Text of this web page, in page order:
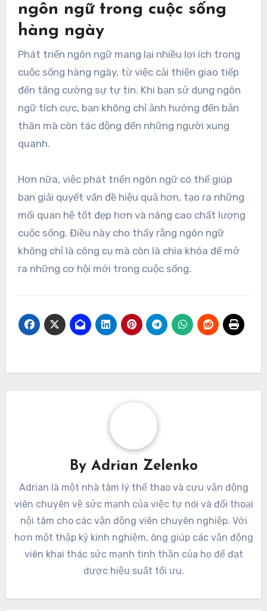
ngôn ngữ trong cuộc sống
hàng ngày
Phát triển ngôn ngữ mang lại nhiều lợi ích trong
cuộc sống hàng ngày, từ việc cải thiện giao tiếp
đến tăng cường sự tự tin. Khi bạn sử dụng ngôn
ngữ tích cực, bạn không chỉ ảnh hưởng đến bản
thân mà còn tác động đến những người xung
quanh.
Hơn nữa, việc phát triển ngôn ngữ có thể giúp
bạn giải quyết vấn đề hiệu quả hơn, tạo ra những
mối quan hệ tốt đẹp hơn và nâng cao chất lượng
cuộc sống. Điều này cho thấy rằng ngôn ngữ
không chỉ là công cụ mà còn là chìa khóa để mở
ra những cơ hội mới trong cuộc sống.
By Adrian Zelenko
Adrian là một nhà tâm lý thể thao và cựu vận động
viên chuyên về sức mạnh của việc tự nói và đối thoại
nội tâm cho các vận động viên chuyên nghiệp. Với
hơn một thập kỷ kinh nghiệm, ông giúp các vận động
viên khai thác sức mạnh tinh thần của họ để đạt
được hiệu suất tối ưu.